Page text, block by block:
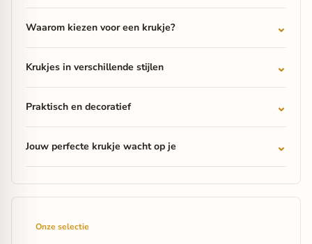
Waarom kiezen voor een krukje?
Krukjes in verschillende stijlen
Praktisch en decoratief
Jouw perfecte krukje wacht op je
Onze selectie